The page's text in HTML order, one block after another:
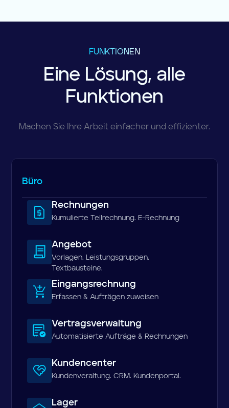
FUNKTIONEN
Eine Lösung, alle
Funktionen
Machen Sie Ihre Arbeit einfacher und effizienter.
Büro
Rechnungen
Kumulierte Teilrechnung. E-Rechnung
Angebot
Vorlagen. Leistungsgruppen.
Textbausteine.
Eingangsrechnung
Erfassen & Aufträgen zuweisen
Vertragsverwaltung
Automatisierte Aufträge & Rechnungen
Kundencenter
Kundenveraltung. CRM. Kundenportal.
Lager